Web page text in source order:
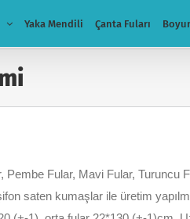
Yaka Mendili Çanta Fuları
Pembe Fular, Mavi Fular, Turuncu
saten kumaşlar ile üretim